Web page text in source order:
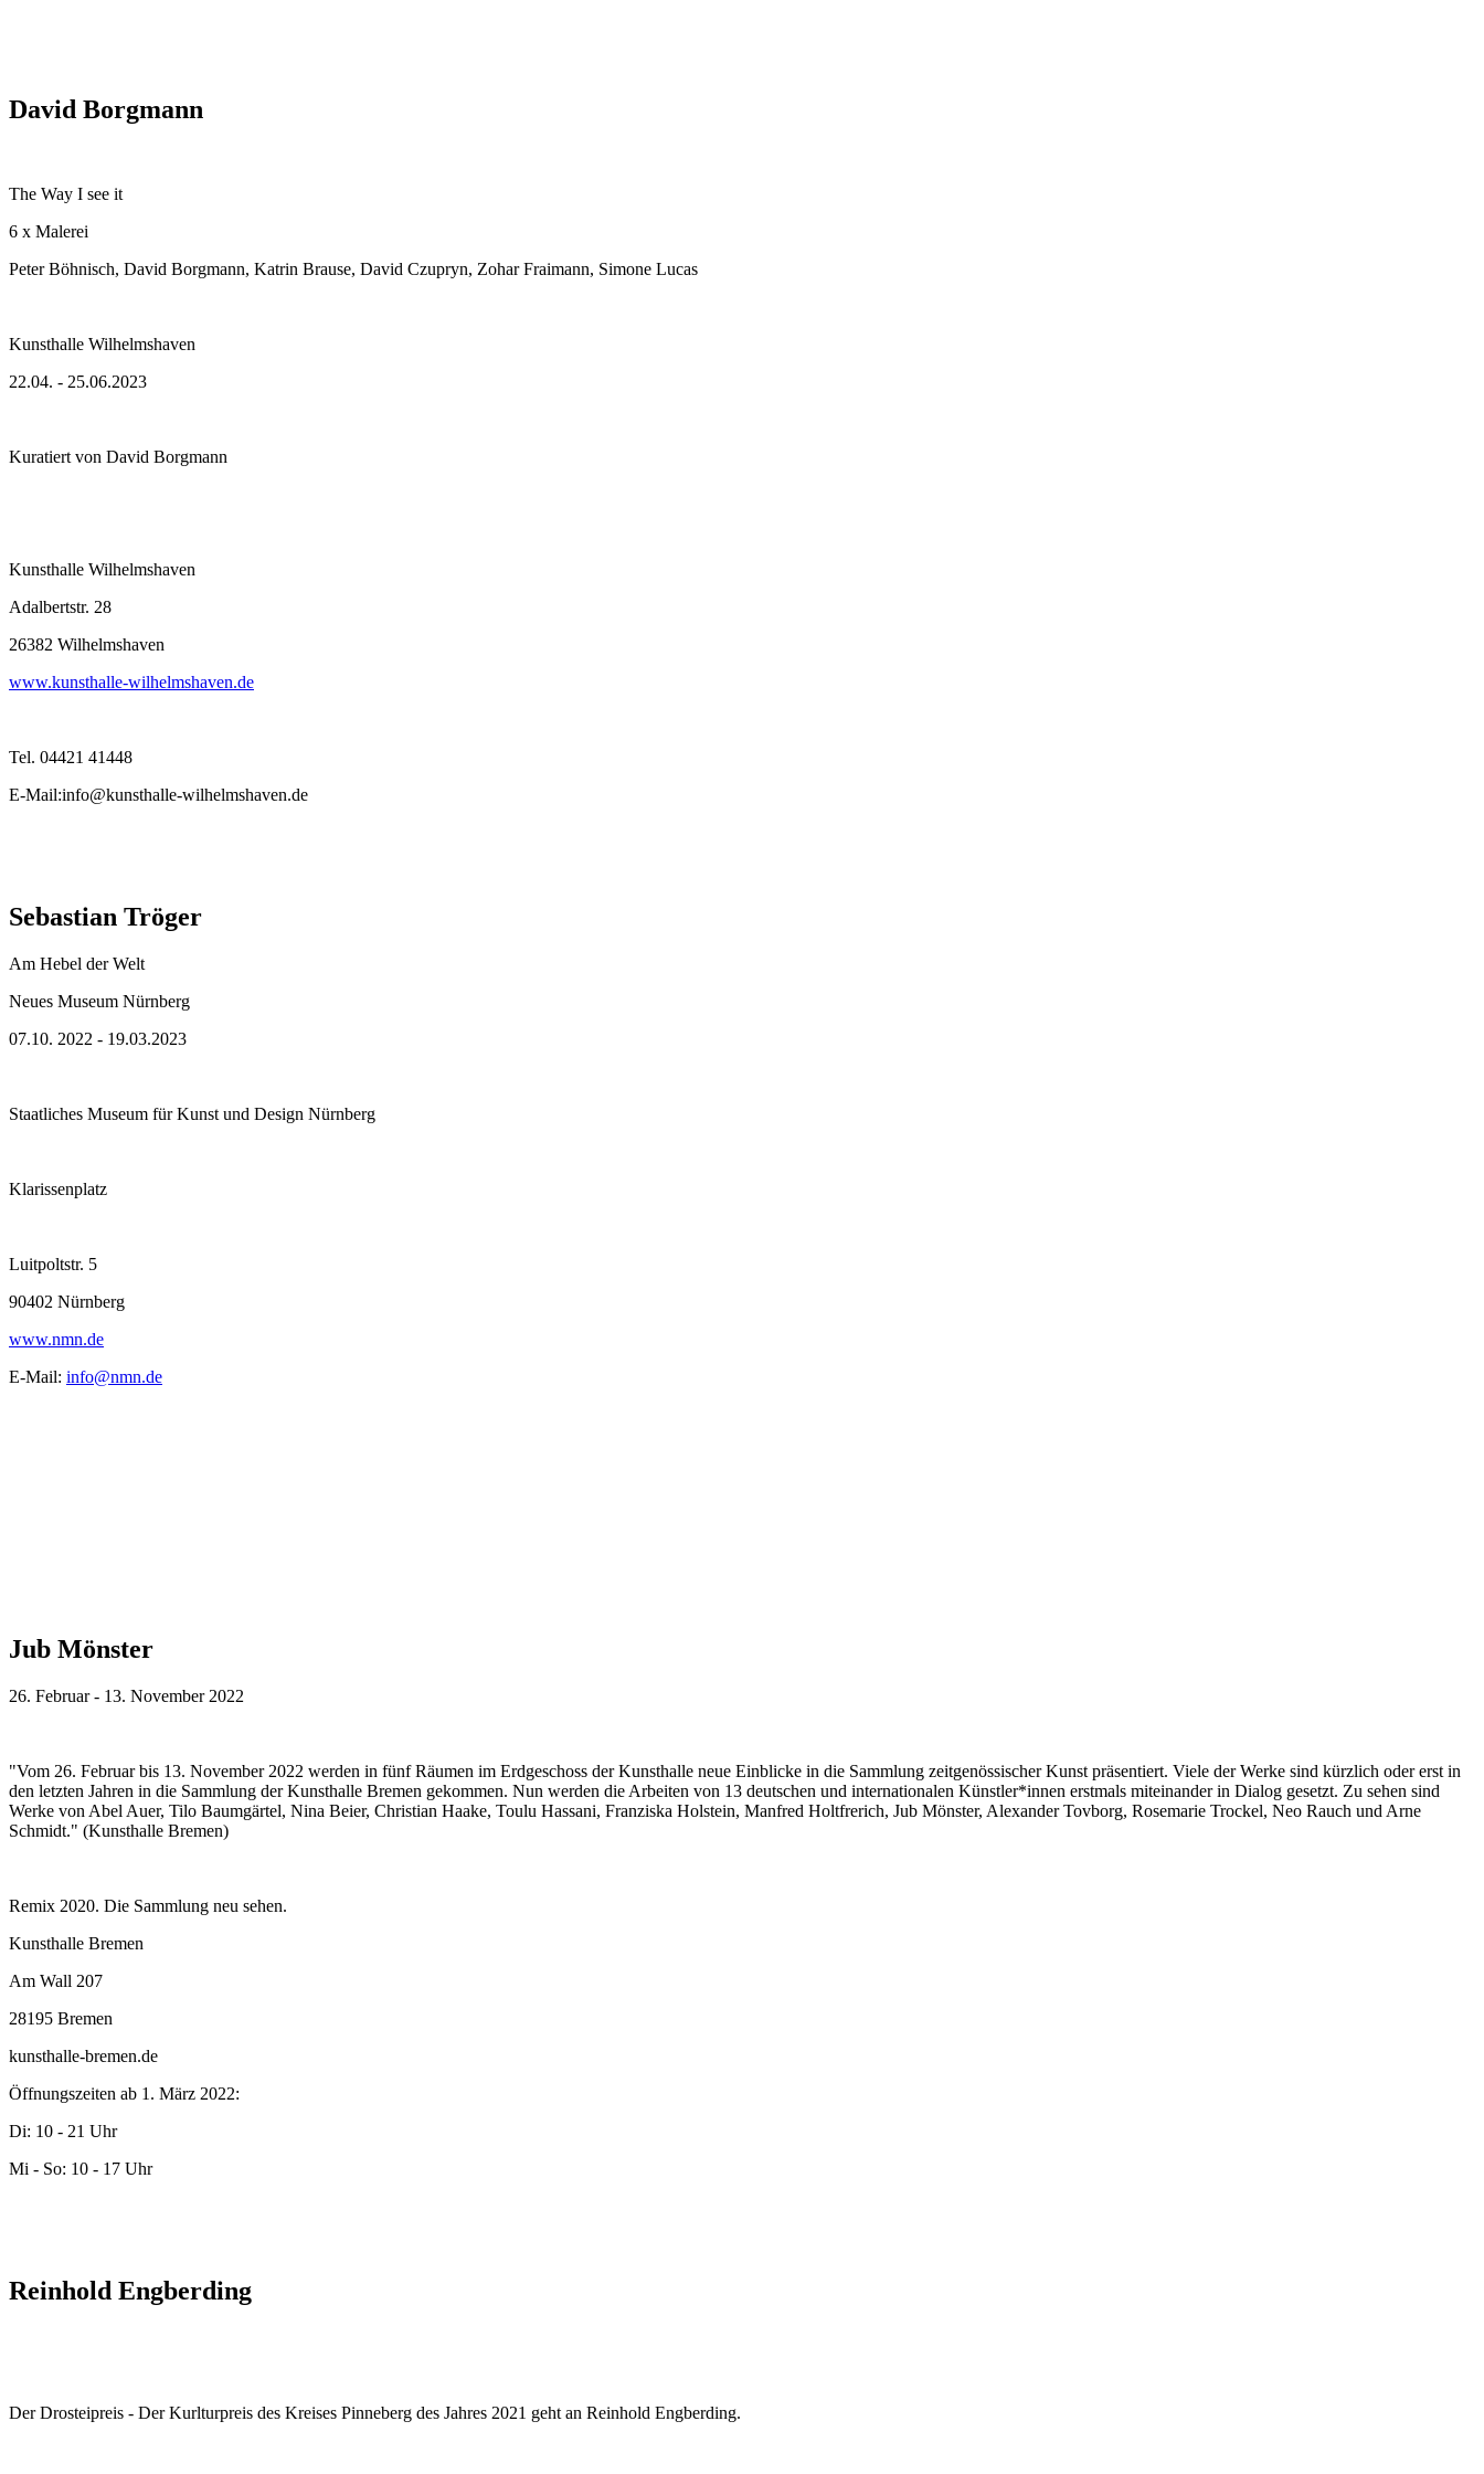
David Borgmann
The Way I see it
6 x Malerei
Peter Böhnisch, David Borgmann, Katrin Brause, David Czupryn, Zohar Fraimann, Simone Lucas
Kunsthalle Wilhelmshaven
22.04. - 25.06.2023
Kuratiert von David Borgmann
Kunsthalle Wilhelmshaven
Adalbertstr. 28
26382 Wilhelmshaven
www.kunsthalle-wilhelmshaven.de
Tel. 04421 41448
E-Mail:info@kunsthalle-wilhelmshaven.de
Sebastian Tröger
Am Hebel der Welt
Neues Museum Nürnberg
07.10. 2022 - 19.03.2023
Staatliches Museum für Kunst und Design Nürnberg
Klarissenplatz
Luitpoltstr. 5
90402 Nürnberg
www.nmn.de
E-Mail: info@nmn.de
Jub Mönster
26. Februar - 13. November 2022
"Vom 26. Februar bis 13. November 2022 werden in fünf Räumen im Erdgeschoss der Kunsthalle neue Einblicke in die Sammlung zeitgenössischer Kunst präsentiert. Viele der Werke sind kürzlich oder erst in
den letzten Jahren in die Sammlung der Kunsthalle Bremen gekommen. Nun werden die Arbeiten von 13 deutschen und internationalen Künstler*innen erstmals miteinander in Dialog gesetzt. Zu sehen sind
Werke von Abel Auer, Tilo Baumgärtel, Nina Beier, Christian Haake, Toulu Hassani, Franziska Holstein, Manfred Holtfrerich, Jub Mönster, Alexander Tovborg, Rosemarie Trockel, Neo Rauch und Arne
Schmidt." (Kunsthalle Bremen)
Remix 2020. Die Sammlung neu sehen.
Kunsthalle Bremen
Am Wall 207
28195 Bremen
kunsthalle-bremen.de
Öffnungszeiten ab 1. März 2022:
Di: 10 - 21 Uhr
Mi - So: 10 - 17 Uhr
Reinhold Engberding
Der Drosteipreis - Der Kurlturpreis des Kreises Pinneberg des Jahres 2021 geht an Reinhold Engberding.